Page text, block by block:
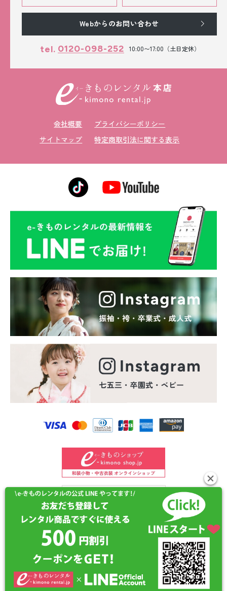
Webからのお問い合わせ
tel. 0120-098-252 10:00〜17:00（土日定休）
会社概要
プライバシーポリシー
サイトマップ
特定商取引法に関する表示
©2024 e-kimono-rental